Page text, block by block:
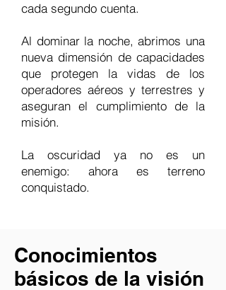
cada segundo cuenta.
Al dominar la noche, abrimos una
nueva dimensión de capacidades
que protegen la vidas de los
operadores aéreos y terrestres y
aseguran el cumplimiento de la
misión.
La oscuridad ya no es un
enemigo: ahora es terreno
conquistado.
Conocimientos
básicos de la visión